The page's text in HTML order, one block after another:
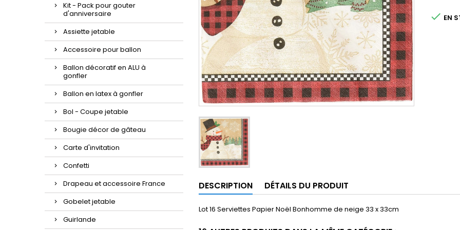
Kit - Pack pour gouter
d'anniversaire
Assiette jetable
Accessoire pour ballon
Ballon décoratif en ALU à
gonfler
Ballon en latex à gonfler
Bol - Coupe jetable
Bougie décor de gâteau
Carte d'invitation
Confetti
Drapeau et accessoire France
Gobelet jetable
Guirlande
 EN
DESCRIPTION DÉTAILS DU PRODUIT
Lot 16 Serviettes Papier Noël Bonhomme de neige 33 x 33cm